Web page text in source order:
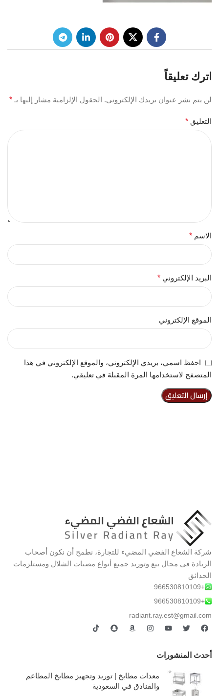
اترك تعليقاً
لن يتم نشر عنوان بريدك الإلكتروني. الحقول الإلزامية مشار إليها بـ *
التعليق *
الاسم *
البريد الإلكتروني *
الموقع الإلكتروني
احفظ اسمي، بريدي الإلكتروني، والموقع الإلكتروني في هذا
المتصفح لاستخدامها المرة المقبلة في تعليقي.
شركة الشعاع الفضي المضيء للتجارة، نطمح أن نكون أصحاب
الريادة في مجال بيع وتوريد جميع أنواع مصبات الشلال ومستلزمات
الحدائق
+966530810109
+966530810109
radiant.ray.est@gmail.com
أحدث المنشورات
معدات مطابخ | توريد وتجهيز مطابخ المطاعم
والفنادق في السعودية